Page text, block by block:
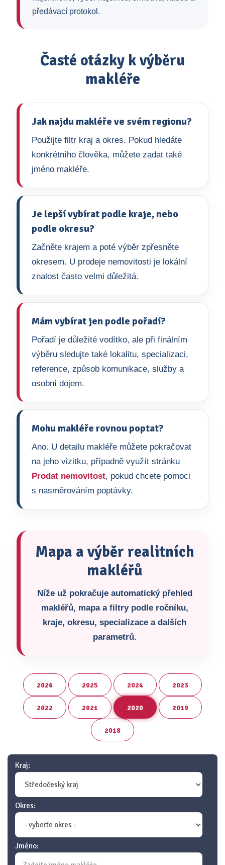
předávací protokol.
Časté otázky k výběru
makléře
Jak najdu makléře ve svém regionu?
Použijte filtr kraj a okres. Pokud hledáte
konkrétního člověka, můžete zadat také
jméno makléře.
Je lepší vybírat podle kraje, nebo
podle okresu?
Začněte krajem a poté výběr zpřesněte
okresem. U prodeje nemovitosti je lokální
znalost často velmi důležitá.
Mám vybírat jen podle pořadí?
Pořadí je důležité vodítko, ale při finálním
výběru sledujte také lokalitu, specializaci,
reference, způsob komunikace, služby a
osobní dojem.
Mohu makléře rovnou poptat?
Ano. U detailu makléře můžete pokračovat
na jeho vizitku, případně využít stránku
Prodat nemovitost, pokud chcete pomoci
s nasměrováním poptávky.
Mapa a výběr realitních
makléřů
Níže už pokračuje automatický přehled
makléřů, mapa a filtry podle ročníku,
kraje, okresu, specializace a dalších
parametrů.
2026 2025 2024 2023
2022 2021 2020 2019
2018
Kraj:
Okres:
Jméno: